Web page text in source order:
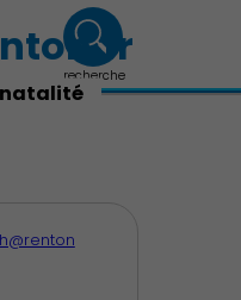
recherche